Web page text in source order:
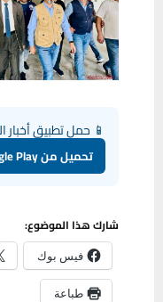
📱 حمل تطبيق أخبار
تحميل من Google Play
شارك هذا الموضوع:
فيس بوك
طباعة